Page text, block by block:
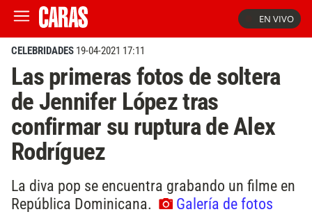
EN VIVO
CELEBRIDADES 19-04-2021 17:11
Las primeras fotos de soltera
de Jennifer López tras
confirmar su ruptura de Alex
Rodríguez
La diva pop se encuentra grabando un filme en
República Dominicana.
Galería de fotos